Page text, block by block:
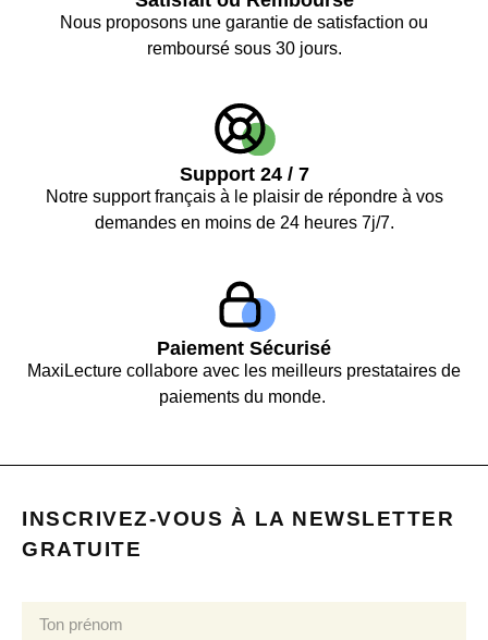
Nous proposons une garantie de satisfaction ou
remboursé sous 30 jours.
Support 24 / 7
Notre support français à le plaisir de répondre à vos
demandes en moins de 24 heures 7j/7.
Paiement Sécurisé
MaxiLecture collabore avec les meilleurs prestataires de
paiements du monde.
INSCRIVEZ-VOUS À LA NEWSLETTER
GRATUITE